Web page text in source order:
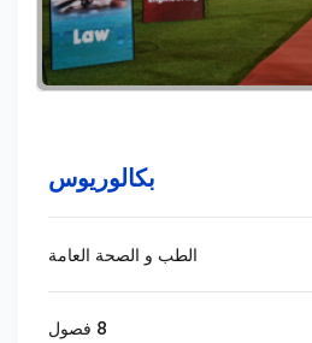
بكالوريوس
الطب و الصحة العامة
8 فصول